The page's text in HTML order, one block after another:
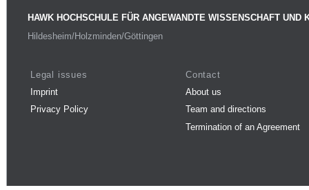
HAWK HOCHSCHULE FÜR ANGEWANDTE WISSENSCHAFT UND
Hildesheim/Holzminden/Göttingen
Legal issues
Imprint
Privacy Policy
Contact
About us
Team and directions
Termination of an Agreement